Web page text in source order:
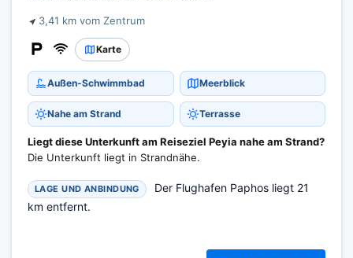
3,41 km vom Zentrum
Karte
Außen-Schwimmbad Meerblick
Nahe am Strand Terrasse
Liegt diese Unterkunft am Reiseziel Peyia nahe am Strand?
Die Unterkunft liegt in Strandnähe.
LAGE UND ANBINDUNG
Der Flughafen Paphos liegt 21
km entfernt.